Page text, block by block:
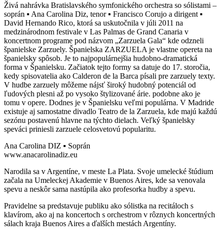
Živá nahrávka Bratislavského symfonického orchestra so sólistami –
soprán ▪ Ana Carolina Diz, tenor ▪ Francisco Corujo a dirigent ▪
David Hernando Rico, ktorá sa uskutočnila v júli 2011 na
medzinárodnom festivale v Las Palmas de Grand Canaria v
koncertnom programe pod názvom „Zarzuela Gala“ kde odzneli
španielske Zarzuely. Španielska ZARZUELA je vlastne opereta na
španielsky spôsob. Je to najpopulárnejšia hudobno-dramatická
forma v Španielsku. Začiatok tejto formy sa datuje do 17. storočia,
kedy spisovatelia ako Calderon de la Barca písali pre zarzuely texty.
V hudbe zarzuely môžeme nájsť široký hudobný potenciál od
ľudových plesni až po vysoko štylizované árie. podobne ako je
tomu v opere. Dodnes je v Španielsku veľmi populárna. V Madride
existuje aj samostatne divadlo Teatro de la Zarzuela, kde majú každú
sezónu postavenú hlavne na týchto dielach. Veľký španielsky
speváci priniesli zarzuele celosvetovú popularitu.
Ana Carolina DIZ ▪ Soprán
www.anacarolinadiz.eu
Narodila sa v Argentíne, v meste La Plata. Svoje umelecké štúdium
začala na Umeleckej Akademie v Buenos Aires, kde sa venovala
spevu a neskôr sama nastúpila ako profesorka hudby a spevu.
Pravidelne sa predstavuje publiku ako sólistka na recitáloch s
klavírom, ako aj na koncertoch s orchestrom v rôznych koncertných
sálach kraja Buenos Aires a ďalších mestách Argentíny.